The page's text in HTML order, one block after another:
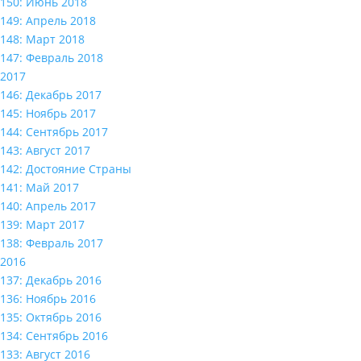
149: Апрель 2018
148: Март 2018
147: Февраль 2018
2017
146: Декабрь 2017
145: Ноябрь 2017
144: Сентябрь 2017
143: Август 2017
142: Достояние Страны
141: Май 2017
140: Апрель 2017
139: Март 2017
138: Февраль 2017
2016
137: Декабрь 2016
136: Ноябрь 2016
135: Октябрь 2016
134: Сентябрь 2016
133: Август 2016